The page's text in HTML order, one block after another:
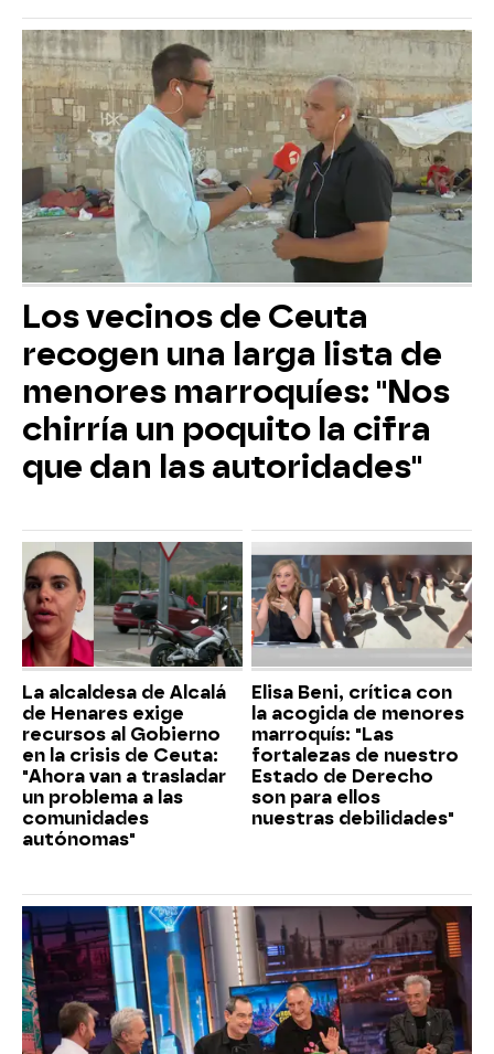
Los vecinos de Ceuta
recogen una larga lista de
menores marroquíes: "Nos
chirría un poquito la cifra
que dan las autoridades"
La alcaldesa de Alcalá
de Henares exige
recursos al Gobierno
en la crisis de Ceuta:
"Ahora van a trasladar
un problema a las
comunidades
autónomas"
Elisa Beni, crítica con
la acogida de menores
marroquís: "Las
fortalezas de nuestro
Estado de Derecho
son para ellos
nuestras debilidades"